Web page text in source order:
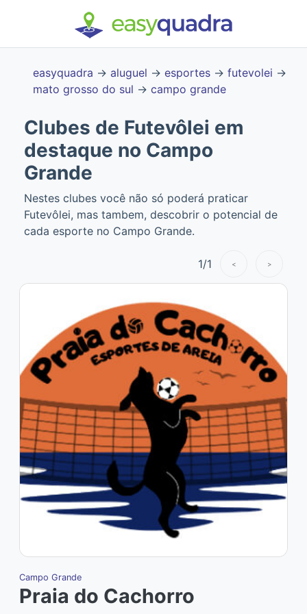
easyquadra → aluguel → esportes → futevolei →
mato grosso do sul → campo grande
Campo Grande
Praia do Cachorro
Clubes de Futevôlei em
destaque no Campo
Grande
Nestes clubes você não só poderá praticar
Futevôlei, mas tambem, descobrir o potencial de
cada esporte no Campo Grande.
1/1 < >